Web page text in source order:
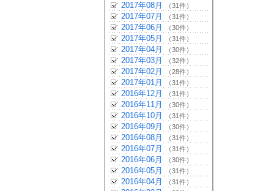
2017年08月 （31件）
2017年07月 （31件）
2017年06月 （30件）
2017年05月 （31件）
2017年04月 （30件）
2017年03月 （32件）
2017年02月 （28件）
2017年01月 （31件）
2016年12月 （31件）
2016年11月 （30件）
2016年10月 （31件）
2016年09月 （30件）
2016年08月 （31件）
2016年07月 （31件）
2016年06月 （30件）
2016年05月 （31件）
2016年04月 （31件）